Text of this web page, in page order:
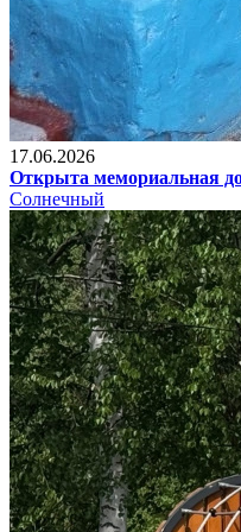
17.06.2026
Открыта мемориальная
Солнечный